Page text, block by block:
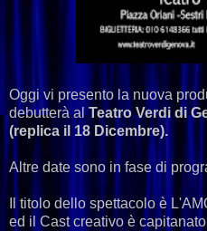
Oggi vi presento la nuova
debutterà alTeatro Verdi di
(replica il 18 Dicembre).
Altre date sono in fase di
Il titolo dello spettacolo è
ed il Cast creativo è